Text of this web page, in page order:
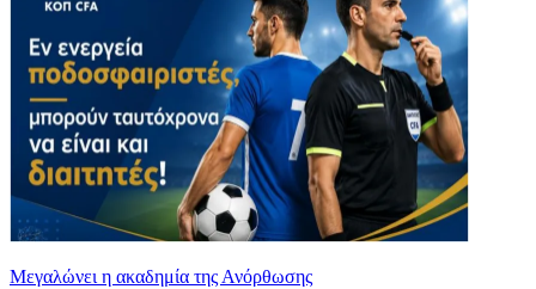
Μεγαλώνει η ακαδημία της Ανόρθωσης